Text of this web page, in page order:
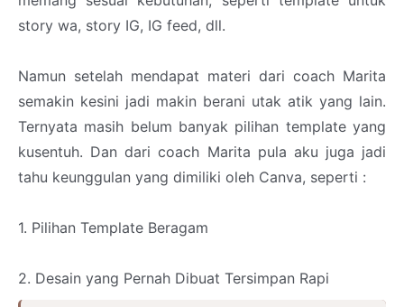
story wa, story IG, IG feed, dll.
Namun setelah mendapat materi dari coach Marita
semakin kesini jadi makin berani utak atik yang lain.
Ternyata masih belum banyak pilihan template yang
kusentuh. Dan dari coach Marita pula aku juga jadi
tahu keunggulan yang dimiliki oleh Canva, seperti :
1. Pilihan Template Beragam
2. Desain yang Pernah Dibuat Tersimpan Rapi